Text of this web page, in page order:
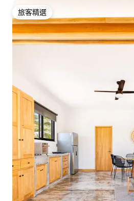
旅客精選
旅客精選